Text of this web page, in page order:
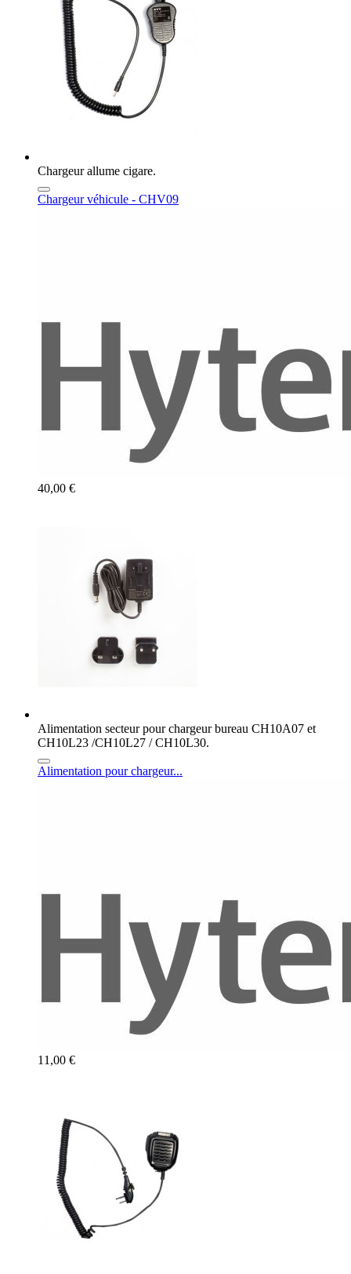
Chargeur allume cigare.
Chargeur véhicule - CHV09
40,00 €
Alimentation secteur pour chargeur bureau CH10A07 et
CH10L23 /CH10L27 / CH10L30.
Alimentation pour chargeur...
11,00 €